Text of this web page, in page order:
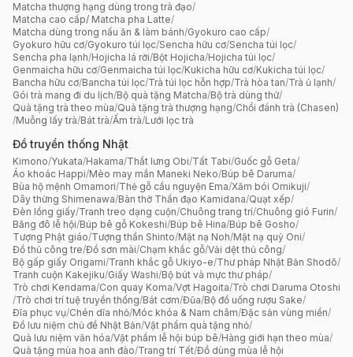
Matcha thượng hạng dùng trong trà đạo/
Matcha cao cấp/ Matcha pha Latte/
Matcha dùng trong nấu ăn & làm bánh/Gyokuro cao cấp/
Gyokuro hữu cơ/Gyokuro túi lọc/Sencha hữu cơ/Sencha túi lọc/
Sencha pha lạnh/Hojicha lá rời/Bột Hojicha/Hojicha túi lọc/
Genmaicha hữu cơ/Genmaicha túi lọc/Kukicha hữu cơ/Kukicha túi lọc/
Bancha hữu cơ/Bancha túi lọc/Trà túi lọc hỗn hợp/Trà hòa tan/Trà ủ lạnh/
Gói trà mang đi du lịch/Bộ quà tặng Matcha/Bộ trà dùng thử/
Quà tặng trà theo mùa/Quà tặng trà thượng hạng/Chổi đánh trà (Chasen)
/Muỗng lấy trà/Bát trà/Ấm trà/Lưới lọc trà
Đồ truyền thống Nhật
Kimono/Yukata/Hakama/Thắt lưng Obi/Tất Tabi/Guốc gỗ Geta/
Áo khoác Happi/Mèo may mắn Maneki Neko/Búp bê Daruma/
Bùa hộ mệnh Omamori/Thẻ gỗ cầu nguyện Ema/Xăm bói Omikuji/
Dây thừng Shimenawa/Bàn thờ Thần đạo Kamidana/Quạt xếp/
Đèn lồng giấy/Tranh treo dạng cuộn/Chuông trang trí/Chuông gió Furin/
Băng đô lễ hội/Búp bê gỗ Kokeshi/Búp bê Hina/Búp bê Gosho/
Tượng Phật giáo/Tượng thần Shinto/Mặt nạ Noh/Mặt nạ quỷ Oni/
Đồ thủ công tre/Đồ sơn mài/Chạm khắc gỗ/Vải dệt thủ công/
Bộ gấp giấy Origami/Tranh khắc gỗ Ukiyo-e/Thư pháp Nhật Bản Shodō/
Tranh cuộn Kakejiku/Giấy Washi/Bộ bút và mực thư pháp/
Trò chơi Kendama/Con quay Koma/Vợt Hagoita/Trò chơi Daruma Otoshi
/Trò chơi trí tuệ truyền thống/Bát cơm/Đũa/Bộ đồ uống rượu Sake/
Đĩa phục vụ/Chén dĩa nhỏ/Móc khóa & Nam châm/Đặc sản vùng miền/
Đồ lưu niệm chủ đề Nhật Bản/Vật phẩm quà tặng nhỏ/
Quà lưu niệm văn hóa/Vật phẩm lễ hội búp bê/Hàng giới hạn theo mùa/
Quà tặng mùa hoa anh đào/Trang trí Tết/Đồ dùng mùa lễ hội